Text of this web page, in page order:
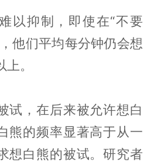
以抑制，即使在“不要
他们平均每分钟仍会想
。
试，在后来被允许想白
熊的频率显著高于从一
想白熊的被试。研究者